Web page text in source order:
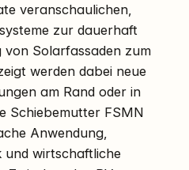
veranschaulichen,
zur dauerhaft
Solarfassaden zum
werden dabei neue
am Rand oder in
Schiebemutter FSMN
Anwendung,
und wirtschaftliche